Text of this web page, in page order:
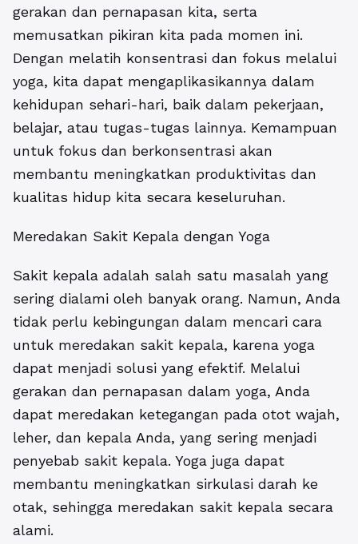
gerakan dan pernapasan kita, serta
memusatkan pikiran kita pada momen ini.
Dengan melatih konsentrasi dan fokus melalui
yoga, kita dapat mengaplikasikannya dalam
kehidupan sehari-hari, baik dalam pekerjaan,
belajar, atau tugas-tugas lainnya. Kemampuan
untuk fokus dan berkonsentrasi akan
membantu meningkatkan produktivitas dan
kualitas hidup kita secara keseluruhan.
Meredakan Sakit Kepala dengan Yoga
Sakit kepala adalah salah satu masalah yang
sering dialami oleh banyak orang. Namun, Anda
tidak perlu kebingungan dalam mencari cara
untuk meredakan sakit kepala, karena yoga
dapat menjadi solusi yang efektif. Melalui
gerakan dan pernapasan dalam yoga, Anda
dapat meredakan ketegangan pada otot wajah,
leher, dan kepala Anda, yang sering menjadi
penyebab sakit kepala. Yoga juga dapat
membantu meningkatkan sirkulasi darah ke
otak, sehingga meredakan sakit kepala secara
alami.